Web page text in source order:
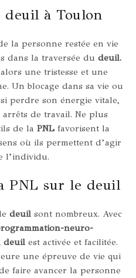
à Toulon
la personne restée en vie
dans la traversée du deuil.
une tristesse et une
Un blocage dans sa vie ou
perdre son énergie vitale,
de travail. Ne plus
de la PNL favorisent la
où ils permettent d’agir
l’individu.
PNL sur le deuil
deuil sont nombreux. Avec
neuro-
deuil est activée et facilitée.
une épreuve de vie qui
faire avancer la personne